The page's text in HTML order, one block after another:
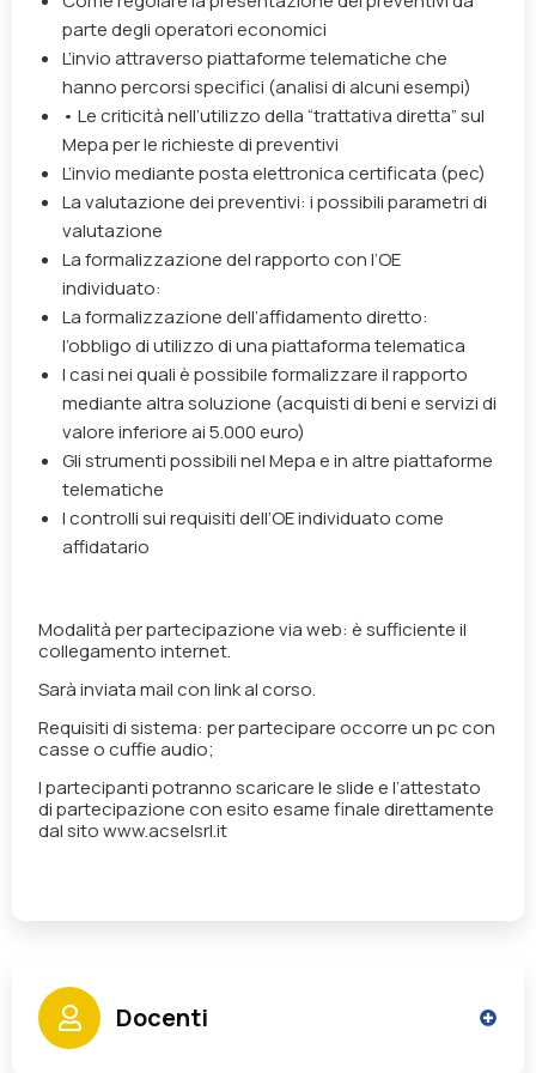
parte degli operatori economici
L’invio attraverso piattaforme telematiche che
hanno percorsi specifici (analisi di alcuni esempi)
• Le criticità nell’utilizzo della “trattativa diretta” sul
Mepa per le richieste di preventivi
L’invio mediante posta elettronica certificata (pec)
La valutazione dei preventivi: i possibili parametri di
valutazione
La formalizzazione del rapporto con l’OE
individuato:
La formalizzazione dell’affidamento diretto:
l’obbligo di utilizzo di una piattaforma telematica
I casi nei quali è possibile formalizzare il rapporto
mediante altra soluzione (acquisti di beni e servizi di
valore inferiore ai 5.000 euro)
Gli strumenti possibili nel Mepa e in altre piattaforme
telematiche
I controlli sui requisiti dell’OE individuato come
affidatario
Modalità per partecipazione via web:è sufficiente il
collegamento internet.
Sarà inviata mail con link al corso.
Requisiti di sistema:per partecipare occorre un pc con
casse o cuffie audio;
I partecipanti potranno scaricare le slide e l’attestato
di partecipazione con esito esame finale direttamente
dal sito www.acselsrl.it
Docenti